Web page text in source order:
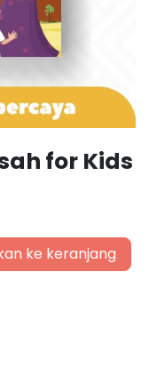
for Kids
ke keranjang